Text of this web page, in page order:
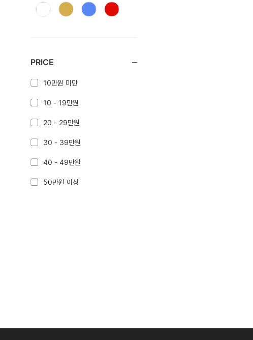
PRICE
10만원 미만
10 - 19만원
20 - 29만원
30 - 39만원
40 - 49만원
50만원 이상